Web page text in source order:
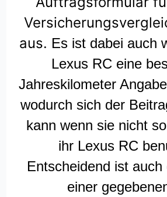
aus. Es ist dabei auch
Lexus RC eine
Jahreskilometer
wodurch sich der
kann wenn sie nicht
ihr Lexus RC
Entscheidend ist auch
einer